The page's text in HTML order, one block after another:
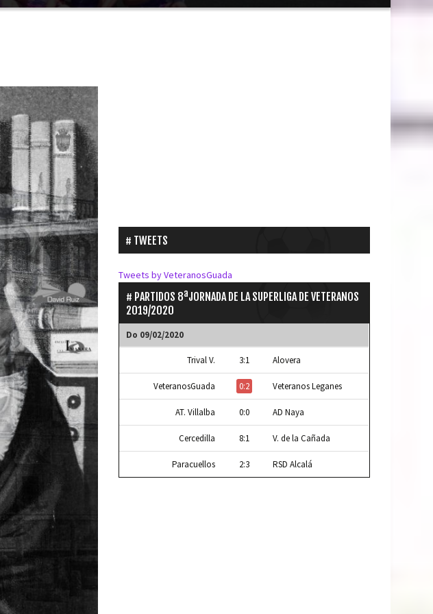
TWEETS
Tweets by VeteranosGuada
PARTIDOS 8ªJORNADA DE LA SUPERLIGA DE VETERANOS
2019/2020
Do 09/02/2020
Trival V. 3:1 Alovera
VeteranosGuada 0:2 Veteranos Leganes
AT. Villalba 0:0 AD Naya
Cercedilla 8:1 V. de la Cañada
Paracuellos 2:3 RSD Alcalá